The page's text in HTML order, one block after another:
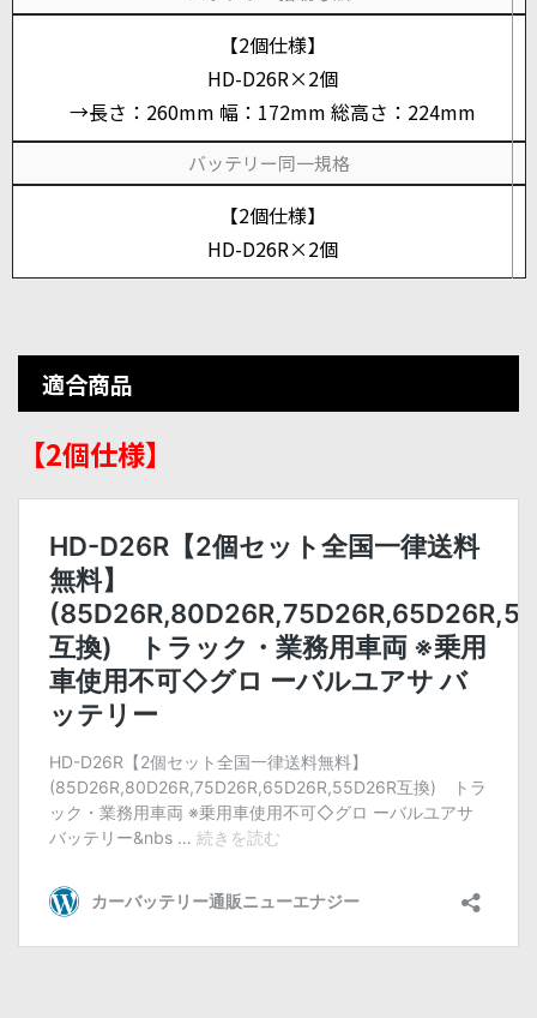
【2個仕様】
HD-D26R×2個
→長さ：260mm 幅：172mm 総高さ：224mm
バッテリー同一規格
【2個仕様】
HD-D26R×2個
適合商品
【2個仕様】